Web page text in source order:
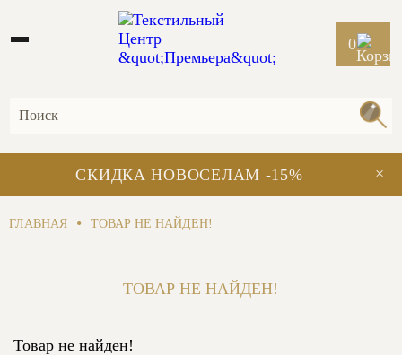
0
×
СКИДКА НОВОСЕЛАМ -15%
ГЛАВНАЯ • ТОВАР НЕ НАЙДЕН!
ТОВАР НЕ НАЙДЕН!
Товар не найден!